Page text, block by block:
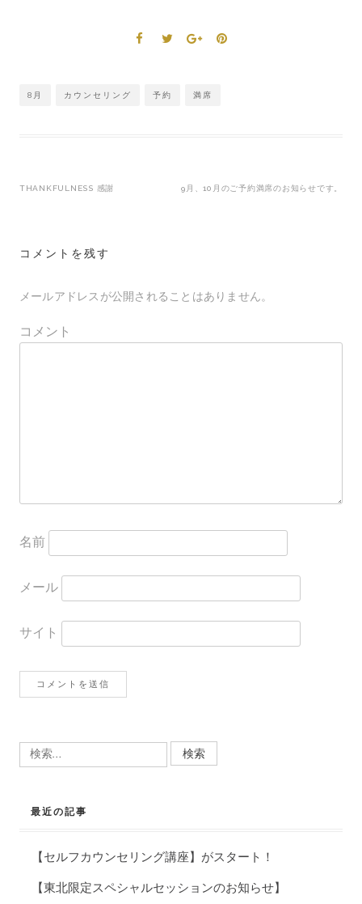
8月 カウンセリング 予約 満席
ビ
ゲ
THANKFULNESS 感謝 9月、10月のご予約満席のお知らせです。
コメントを残す
メールアドレスが公開されることはありません。
コメント
名前
メール
サイト
検
索:
最近の記事
【セルフカウンセリング講座】がスタート！
【東北限定スペシャルセッションのお知らせ】